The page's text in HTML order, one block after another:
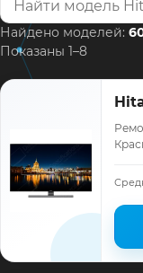
Найти модель
Найдено моделей:
Показаны 1–8